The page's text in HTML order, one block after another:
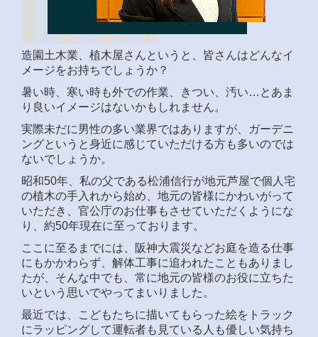
造園土木業、植木屋さんというと、皆さんはどんなイ
メージをお持ちでしょうか？
暑い時、寒い時も外での作業、きつい、汚い…とあま
り良いイメージはないかもしれません。
実際未だに男性の多い業界ではありますが、ガーデニ
ングというと身近に感じていただける方も多いのでは
ないでしょうか。
昭和50年、私の父である松浦信行が地元芦屋で個人宅
の植木の手入れから始め、地元の皆様にかわいがって
いただき、官公庁のお仕事もさせていただくようにな
り、約50年現在に至っております。
ここに至るまでには、阪神大震災などお庭を造る仕事
にもかかわらず、解体工事に追われたこともありまし
たが、そんな中でも、常に地元の皆様のお役に立ちた
いという思いでやってまいりました。
最近では、こどもたちに描いてもらった絵をトラック
にラッピングして運転者も見ている人も優しい気持ち